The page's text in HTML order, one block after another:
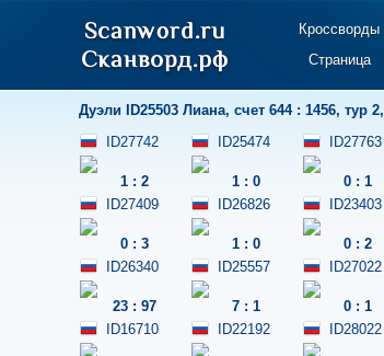
Кроссворды
Страница
Дуэли ID25503 Лиана, счет 644 : 1456, тур 2,
ID27742
1 : 2
ID25474
1 : 0
ID27763
0 : 1
ID27409
0 : 3
ID26826
1 : 0
ID23403
0 : 2
ID26340
23 : 97
ID25557
7 : 1
ID27022
0 : 1
ID16710
ID22192 ID28022